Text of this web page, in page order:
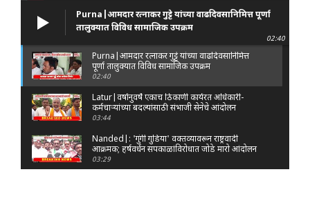
Purna|आमदार रत्नाकर गुट्टे यांच्या वाढदिवसानिमित्त पूर्णा
तालुक्यात विविध सामाजिक उपक्रम
02:40
Purna|आमदार रत्नाकर गुट्टे यांच्या वाढदिवसानिमित्त
पूर्णा तालुक्यात विविध सामाजिक उपक्रम
02:40
Latur|वर्षानुवर्षे एकाच ठिकाणी कार्यरत अधिकारी-
कर्मचाऱ्यांच्या बदल्यांसाठी संभाजी सेनेचे आंदोलन
03:44
Nanded|: 'गुंगी गुडिया' वक्तव्यावरून राष्ट्रवादी
आक्रमक; हर्षवर्धन सपकाळांविरोधात जोडे मारो आंदोलन
03:29